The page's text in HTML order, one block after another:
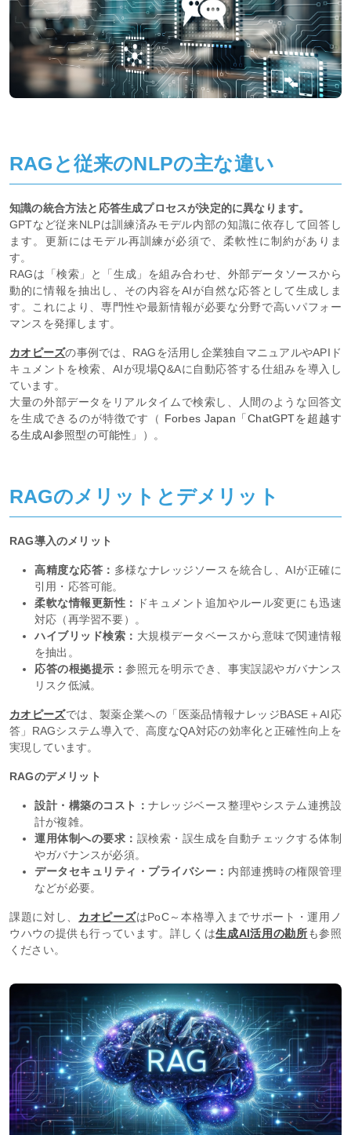
RAGと従来のNLPの主な違い
知識の統合方法と応答生成プロセスが決定的に異なります。
GPTなど従来NLPは訓練済みモデル内部の知識に依存して回答し
ます。更新にはモデル再訓練が必須で、柔軟性に制約がありま
す。
RAGは「検索」と「生成」を組み合わせ、外部データソースから
動的に情報を抽出し、その内容をAIが自然な応答として生成しま
す。これにより、専門性や最新情報が必要な分野で高いパフォー
マンスを発揮します。
カオピーズの事例では、RAGを活用し企業独自マニュアルやAPIド
キュメントを検索、AIが現場Q&Aに自動応答する仕組みを導入し
ています。
大量の外部データをリアルタイムで検索し、人間のような回答文
を生成できるのが特徴です（ Forbes Japan「ChatGPTを超越す
る生成AI参照型の可能性」
）。
RAGのメリットとデメリット
RAG導入のメリット
高精度な応答： 多様なナレッジソースを統合し、AIが正確に
引用・応答可能。
柔軟な情報更新性：
ドキュメント追加やルール変更にも迅速
対応（再学習不要）。
ハイブリッド検索： 大規模データベースから意味で関連情報
を抽出。
応答の根拠提示：参照元を明示でき、事実誤認やガバナンス
リスク低減。
カオピーズでは、製薬企業への「医薬品情報ナレッジBASE＋AI応
答」RAGシステム導入で、高度なQA対応の効率化と正確性向上を
実現しています。
RAGのデメリット
設計・構築のコスト：ナレッジベース整理やシステム連携設
計が複雑。
運用体制への要求： 誤検索・誤生成を自動チェックする体制
やガバナンスが必須。
データセキュリティ・プライバシー： 内部連携時の権限管理
などが必要。
課題に対し、 カオピーズはPoC～本格導入までサポート・運用ノ
ウハウの提供も行っています。詳しくは生成AI活用の勘所も参照
ください。